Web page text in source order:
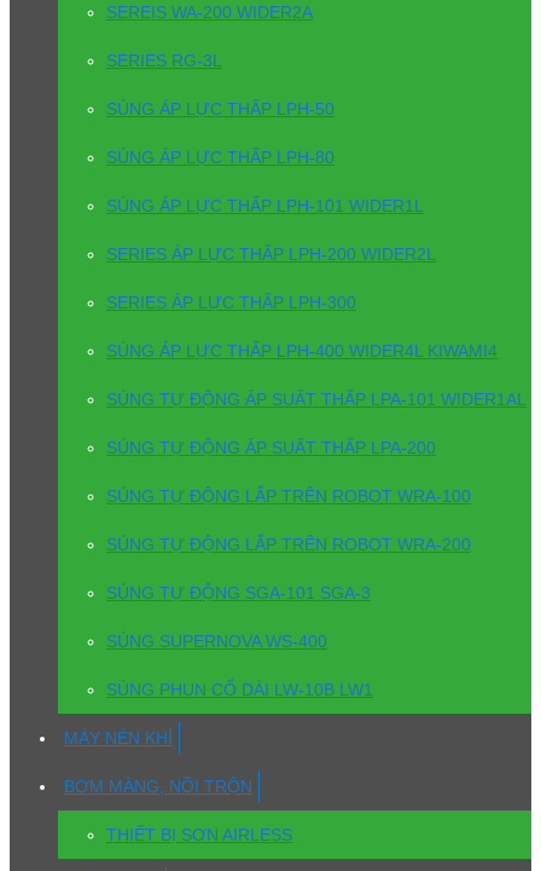
SEREIS WA-200 WIDER2A
SERIES RG-3L
SÚNG ÁP LỰC THẤP LPH-50
SÚNG ÁP LỰC THẤP LPH-80
SÚNG ÁP LỰC THẤP LPH-101 WIDER1L
SERIES ÁP LỰC THẤP LPH-200 WIDER2L
SERIES ÁP LỰC THẤP LPH-300
SÚNG ÁP LỰC THẤP LPH-400 WIDER4L KIWAMI4
SÚNG TỰ ĐỘNG ÁP SUẤT THẤP LPA-101 WIDER1AL
SÚNG TỰ ĐỘNG ÁP SUẤT THẤP LPA-200
SÚNG TỰ ĐỘNG LẮP TRÊN ROBOT WRA-100
SÚNG TỰ ĐỘNG LẮP TRÊN ROBOT WRA-200
SÚNG TỰ ĐỘNG SGA-101 SGA-3
SÚNG SUPERNOVA WS-400
SÚNG PHUN CỔ DÀI LW-10B LW1
MÁY NÉN KHÍ
BƠM MÀNG, NỒI TRỘN
THIẾT BỊ SƠN AIRLESS